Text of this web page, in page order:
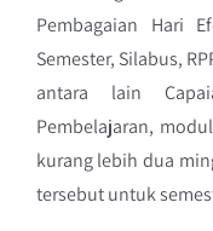
Pembagaian Hari
Semester, Silabus,
antara lain
Pembelajaran,
kurang lebih dua
tersebut untuk